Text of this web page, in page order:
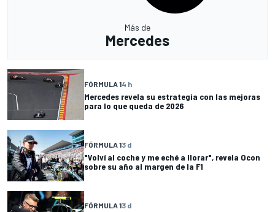
Más de
Mercedes
FÓRMULA 14 h
Mercedes revela su estrategia con las mejoras
para lo que queda de 2026
FÓRMULA 13 d
"Volví al coche y me eché a llorar", revela Ocon
sobre su año al margen de la F1
FÓRMULA 13 d